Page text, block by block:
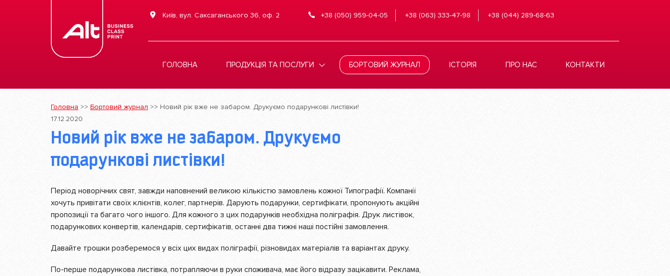
Київ, вул. Саксаганського 36, оф. 2 +38 (050) 959-04-05 +38 (063) 333-47-98 +38 (044) 289-68-63
ГОЛОВНА ПРОДУКЦІЯ ТА ПОСЛУГИ БОРТОВИЙ ЖУРНАЛ ІСТОРІЯ ПРО НАС КОНТАКТИ
Головна >> Бортовий журнал >> Новий рік вже не забаром. Друкуємо подарункові листівки!
17.12.2020
Новий рік вже не забаром. Друкуємо
подарункові листівки!
Період новорічних свят, завжди наповнений великою кількістю замовлень кожної Типографії. Компанії
хочуть привітати своїх клієнтів, колег, партнерів. Дарують подарунки, сертифікати, пропонують акційні
пропозиції та багато чого іншого. Для кожного з цих подарунків необхідна поліграфія. Друк листівок,
подарункових конвертів, календарів, сертифікатів, останні два тижні наші постійні замовлення.
Давайте трошки розберемося у всіх цих видах поліграфії, різновидах матеріалів та варіантах друку.
По-перше подарункова листівка, потрапляючи в руки споживача, має його відразу зацікавити. Реклама,